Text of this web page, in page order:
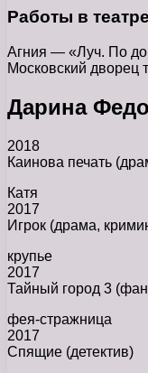
Работы в театре
Агния — «Луч. По
Московский дворец
Дарина
2018
Каинова печать
Катя
2017
Игрок (драма,
крупье
2017
Тайный город 3
фея-стражница
2017
Спящие (детектив)